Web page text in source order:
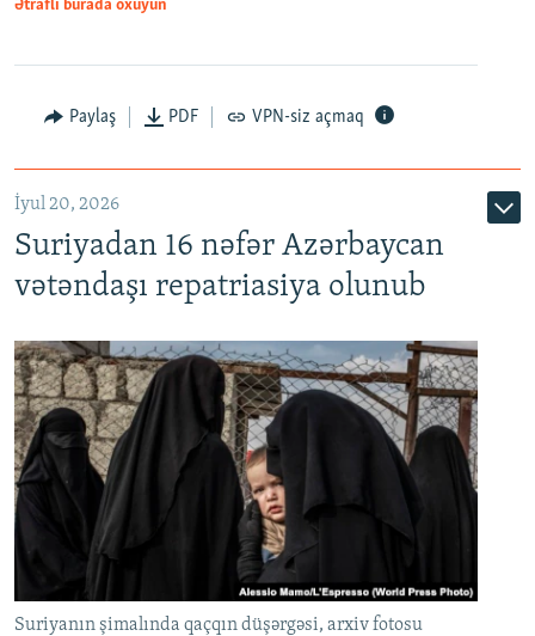
Auto
Ətraflı burada oxuyun
Paylaş PDF VPN-siz açmaq
İyul 20, 2026
Suriyadan 16 nəfər Azərbaycan
vətəndaşı repatriasiya olunub
Suriyanın şimalında qaçqın düşərgəsi, arxiv fotosu